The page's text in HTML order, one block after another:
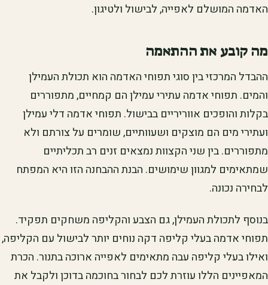
האדמה המושלם לאפייה, לבישול ולטיגון.
מה קובע את ההתאמה
ההבדל המרכזי בין סוגי תפוחי האדמה הוא תכולת העמילן
והמים. תפוחי אדמה עתירי עמילן הם קמחיים, מתפוררים
בקלות והופכים אווריריים בבישול. תפוחי אדמה דלי עמילן
ועתירי מים הם מוצקים ושעוותיים, שומרים על צורתם ולא
מתפוררים. בין שני הקצוות נמצאים זנים רב תכליתיים
שמתאימים למגוון שימושים. הבנת ההבחנה הזו היא המפתח
לבחירה נכונה.
בנוסף לתכולת העמילן, גם הצבע והקליפה משחקים תפקיד.
תפוחי אדמה בעלי קליפה דקה נוחים יותר לבישול עם הקליפה,
ואילו בעלי קליפה עבה מתאימים לאפייה ארוכה בתנור. הכרת
המאפיינים הללו עוזרת לכם לבחור בחוכמה בדוכן ולקבל את